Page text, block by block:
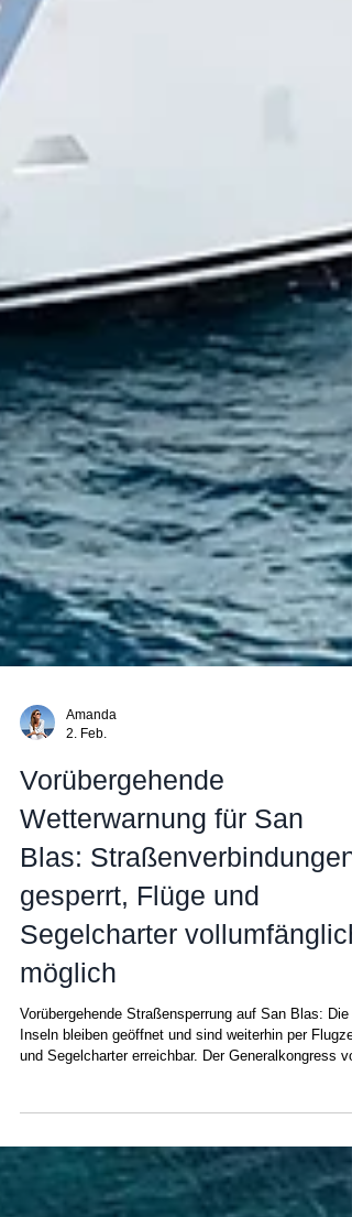
Amanda
Vorübergehende
Wetterwarnung für San
Blas: Straßenverbindungen
gesperrt, Flüge und
Segelcharter vollumfänglich
möglich
Guna hat aufgrund vorübergehender Änderungen der
Seebedingungen, darunter höhere Gezeiten und
stärkere Winde, die in den letzten Stunden registriert
wurden, eine kurzfristige Wetterwarnung für bestimmte